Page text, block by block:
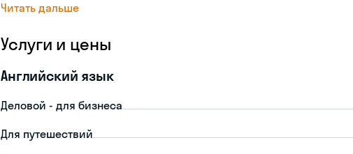
Читать дальше
Услуги и цены
Английский язык
Деловой - для бизнеса
Для путешествий